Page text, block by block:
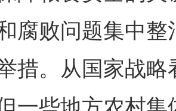
腐败问题集中
措。从国家战